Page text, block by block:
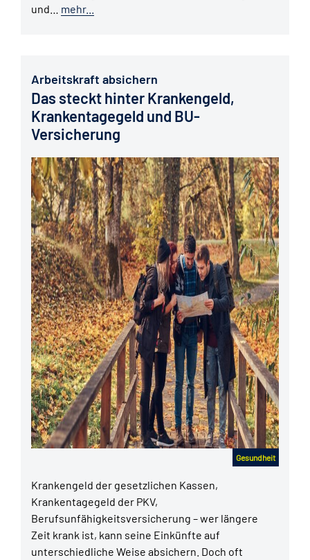
und… mehr...
Arbeitskraft absichern
Das steckt hinter Krankengeld,
Krankentagegeld und BU-
Versicherung
Gesundheit
Krankengeld der gesetzlichen Kassen,
Krankentagegeld der PKV,
Berufsunfähigkeitsversicherung – wer längere
Zeit krank ist, kann seine Einkünfte auf
unterschiedliche Weise absichern. Doch oft